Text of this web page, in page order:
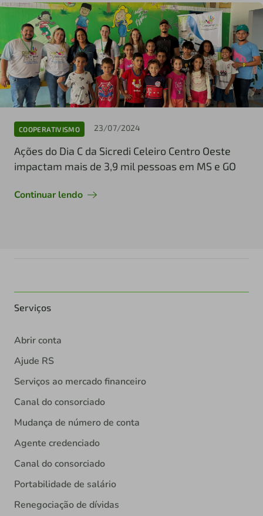
COOPERATIVISMO 23/07/2024
Ações do Dia C da Sicredi Celeiro Centro Oeste
impactam mais de 3,9 mil pessoas em MS e GO
Continuar lendo
Serviços
Abrir conta
Ajude RS
Serviços ao mercado financeiro
Canal do consorciado
Mudança de número de conta
Agente credenciado
Canal do consorciado
Portabilidade de salário
Renegociação de dívidas